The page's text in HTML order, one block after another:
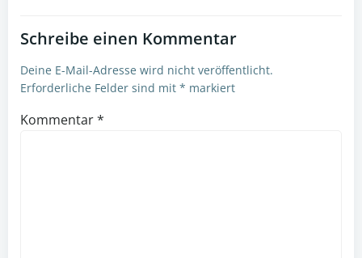
Schreibe einen Kommentar
Deine E-Mail-Adresse wird nicht veröffentlicht.
Erforderliche Felder sind mit * markiert
Kommentar*